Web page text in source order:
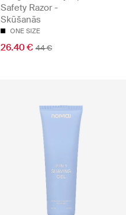
Safety Razor -
Skūšanās
ONE SIZE
26.40 € 44 €